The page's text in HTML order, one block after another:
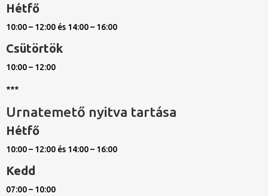
Hétfő
10:00 – 12:00 és 14:00 – 16:00
Csütörtök
10:00 – 12:00
***
Urnatemető nyitva tartása
Hétfő
10:00 – 12:00 és 14:00 – 16:00
Kedd
07:00 – 10:00